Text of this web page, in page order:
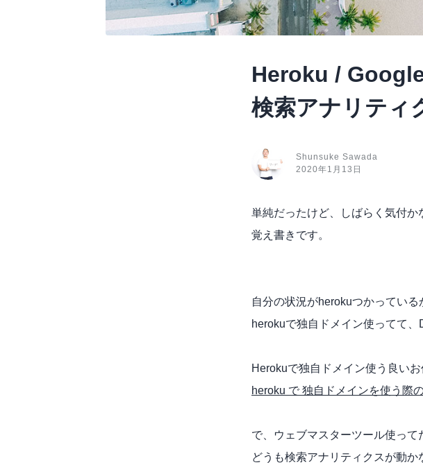
Heroku /
検索アナリティ
Shunsuke Sawada
2020年1月13日
単純だったけど、しばらく気付か
覚え書きです。
自分の状況がherokuつかっている
herokuで独自ドメイン使ってて、
Herokuで独自ドメイン使う良いお
heroku で 独自ドメインを使う際
で、ウェブマスターツール使って
どうも検索アナリティクスが動か